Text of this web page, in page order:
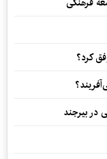
کرد؟
در بیرجند